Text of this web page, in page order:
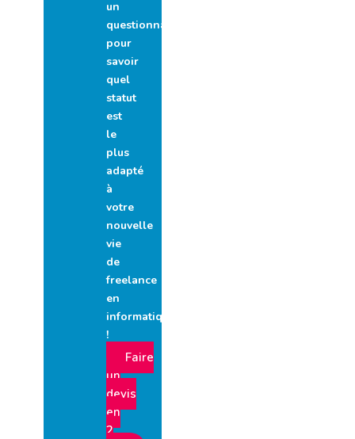
un
questionnaire
pour
savoir
quel
statut
est
le
plus
adapté
à
votre
nouvelle
vie
de
freelance
en
informatique
!
Faire
un
devis
en
2